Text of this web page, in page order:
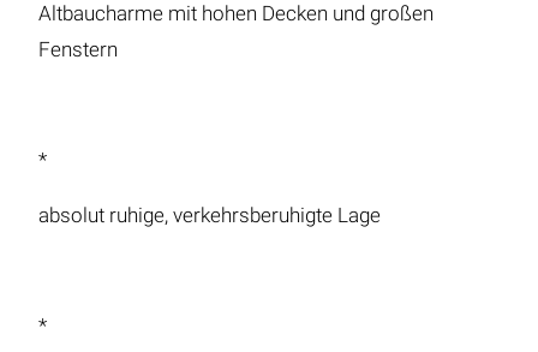
Altbaucharme mit hohen Decken und großen
Fenstern
*
absolut ruhige, verkehrsberuhigte Lage
*